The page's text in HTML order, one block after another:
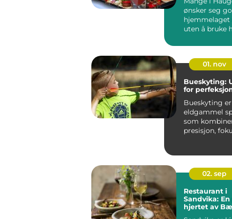
ønsker seg
hjemmelaget
uten å bruke
01. nov
Bueskyting:
for
Bueskyting
eldgammel
som
presisjon,
02. sep
Restaurant i
Sandvika:
hjertet av